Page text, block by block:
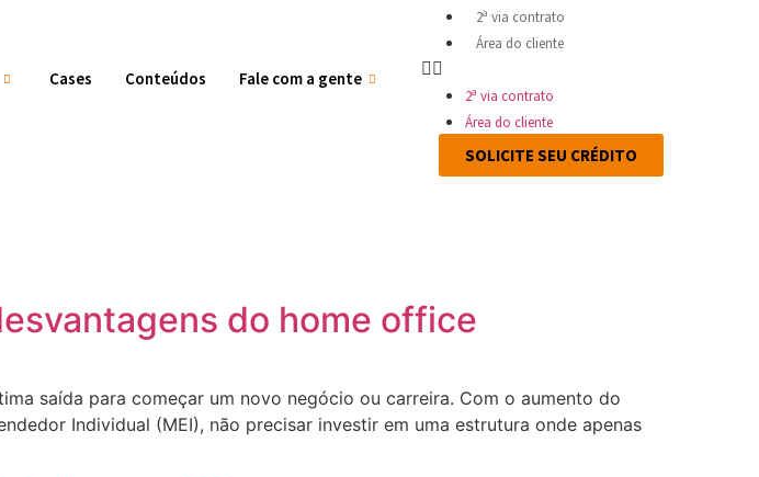
Cases Conteúdos Fale com a gente
2ª via contrato
Área do cliente
2ª via contrato
Área do cliente
SOLICITE SEU CRÉDITO
do home office
saída para começar um novo negócio ou carreira. Com o aumento do
Individual (MEI), não precisar investir em uma estrutura onde apenas